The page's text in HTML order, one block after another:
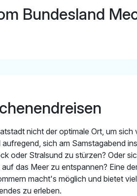
Bundesland
nicht der optimale Ort, um sich
sich am Samstagabend
oder Stralsund zu stürzen? Oder
das Meer zu entspannen? Eine
macht's möglich und bietet
zu erleben.